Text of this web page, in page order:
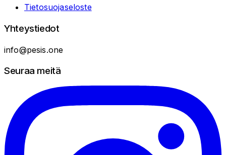
Tietosuojaseloste
Yhteystiedot
info@pesis.one
Seuraa meitä